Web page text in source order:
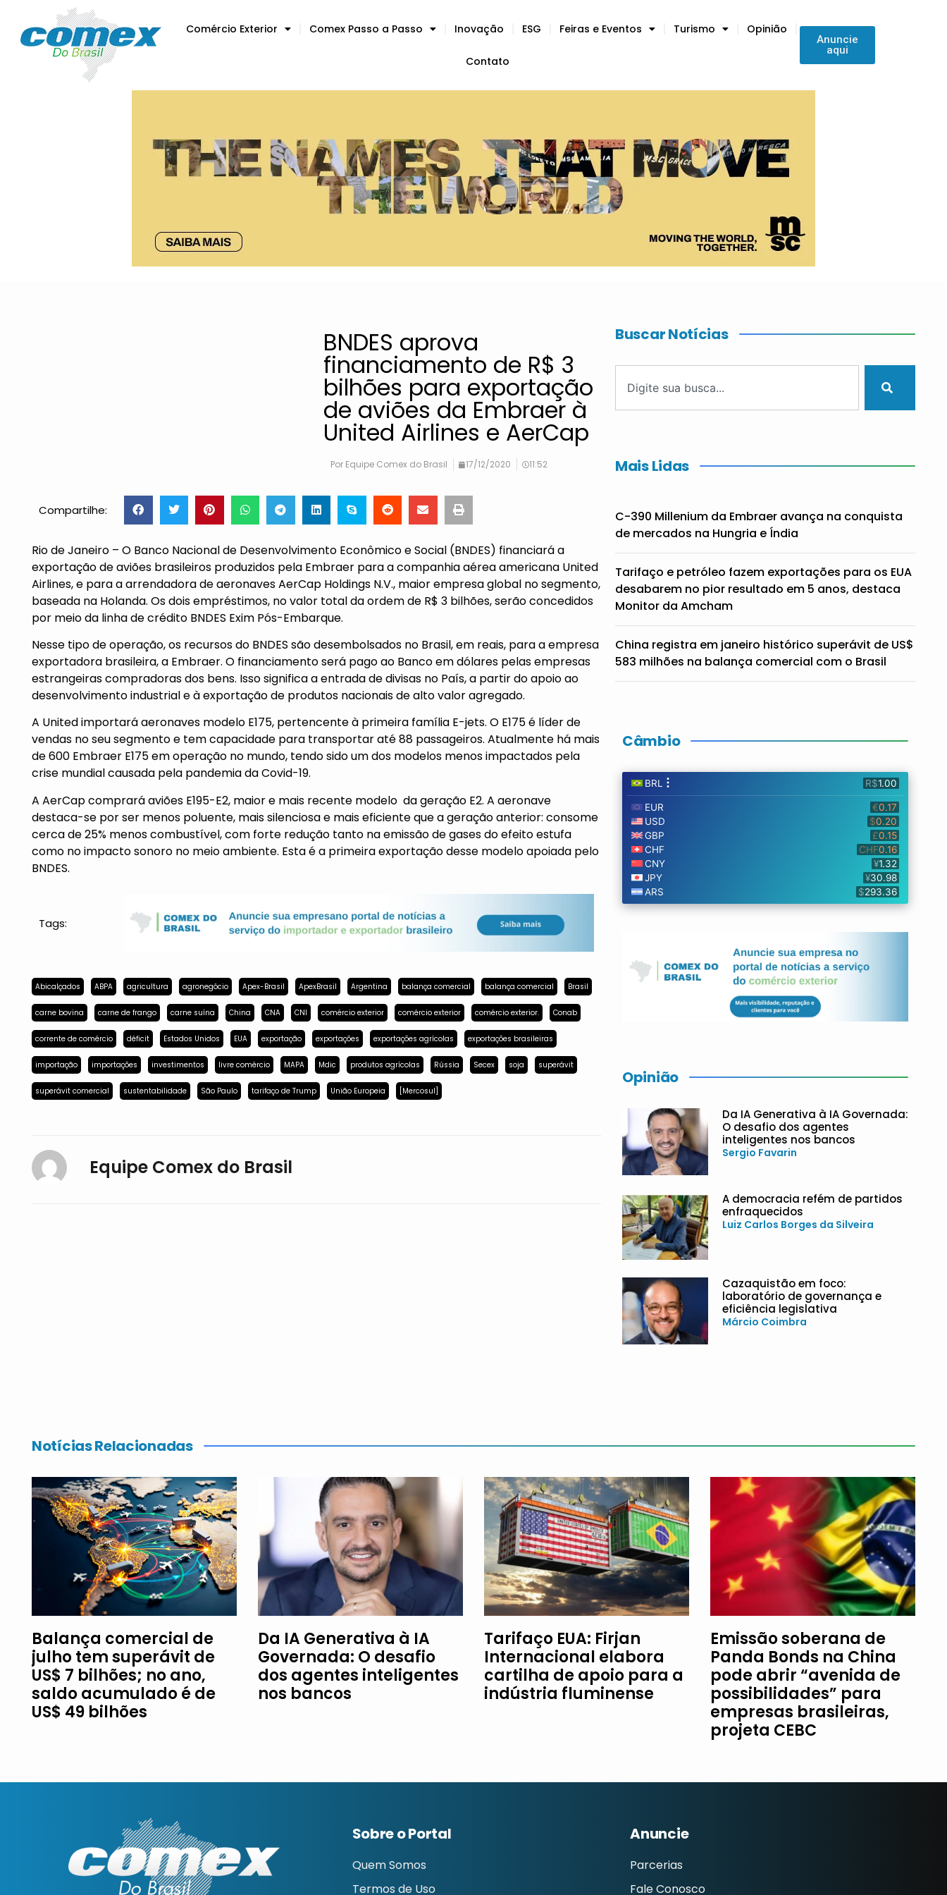
Comércio Exterior Comex Passo a Passo Inovação ESG Feiras e Eventos Turismo Opinião
Contato
Anuncie
aqui
BNDES aprova
financiamento de R$ 3
bilhões para exportação
de aviões da Embraer à
United Airlines e AerCap
Por Equipe Comex do Brasil 17/12/2020 11:52
Compartilhe:
Rio de Janeiro – O Banco Nacional de Desenvolvimento Econômico e Social (BNDES) financiará a
exportação de aviões brasileiros produzidos pela Embraer para a companhia aérea americana United
Airlines, e para a arrendadora de aeronaves AerCap Holdings N.V., maior empresa global no segmento,
baseada na Holanda. Os dois empréstimos, no valor total da ordem de R$ 3 bilhões, serão concedidos
por meio da linha de crédito BNDES Exim Pós-Embarque.
Nesse tipo de operação, os recursos do BNDES são desembolsados no Brasil, em reais, para a empresa
exportadora brasileira, a Embraer. O financiamento será pago ao Banco em dólares pelas empresas
estrangeiras compradoras dos bens. Isso significa a entrada de divisas no País, a partir do apoio ao
desenvolvimento industrial e à exportação de produtos nacionais de alto valor agregado.
A United importará aeronaves modelo E175, pertencente à primeira família E-jets. O E175 é líder de
vendas no seu segmento e tem capacidade para transportar até 88 passageiros. Atualmente há mais
de 600 Embraer E175 em operação no mundo, tendo sido um dos modelos menos impactados pela
crise mundial causada pela pandemia da Covid-19.
A AerCap comprará aviões E195-E2, maior e mais recente modelo da geração E2. A aeronave
destaca-se por ser menos poluente, mais silenciosa e mais eficiente que a geração anterior: consome
cerca de 25% menos combustível, com forte redução tanto na emissão de gases do efeito estufa
como no impacto sonoro no meio ambiente. Esta é a primeira exportação desse modelo apoiada pelo
BNDES.
Tags:
Abicalçados ABPA agricultura agronegócio Apex-Brasil ApexBrasil Argentina balança comercial balança comercial Brasil
carne bovina carne de frango carne suína China CNA CNI comércio exterior comércio exterior comércio exterior. Conab
corrente de comércio déficit Estados Unidos EUA exportação exportações exportações agrícolas exportações brasileiras
importação importações investimentos livre comércio MAPA Mdic produtos agrícolas Rússia Secex soja superávit
superávit comercial sustentabilidade São Paulo tarifaço de Trump União Europeia [Mercosul]
Equipe Comex do Brasil
Buscar Notícias
Mais Lidas
C-390 Millenium da Embraer avança na conquista
de mercados na Hungria e Índia
Tarifaço e petróleo fazem exportações para os EUA
desabarem no pior resultado em 5 anos, destaca
Monitor da Amcham
China registra em janeiro histórico superávit de US$
583 milhões na balança comercial com o Brasil
Câmbio
Opinião
Da IA Generativa à IA Governada:
O desafio dos agentes
inteligentes nos bancos
Sergio Favarin
A democracia refém de partidos
enfraquecidos
Luiz Carlos Borges da Silveira
Cazaquistão em foco:
laboratório de governança e
eficiência legislativa
Márcio Coimbra
Notícias Relacionadas
Balança comercial de
julho tem superávit de
US$ 7 bilhões; no ano,
saldo acumulado é de
US$ 49 bilhões
Da IA Generativa à IA
Governada: O desafio
dos agentes inteligentes
nos bancos
Tarifaço EUA: Firjan
Internacional elabora
cartilha de apoio para a
indústria fluminense
Emissão soberana de
Panda Bonds na China
pode abrir “avenida de
possibilidades” para
empresas brasileiras,
projeta CEBC
Sobre o Portal
Quem Somos
Termos de Uso
Anuncie
Parcerias
Fale Conosco